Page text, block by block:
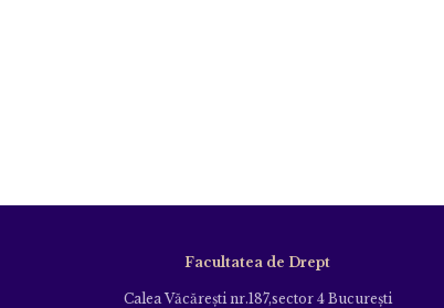
Facultatea de Drept
Calea Văcăreşti nr.187,sector 4 Bucureşti